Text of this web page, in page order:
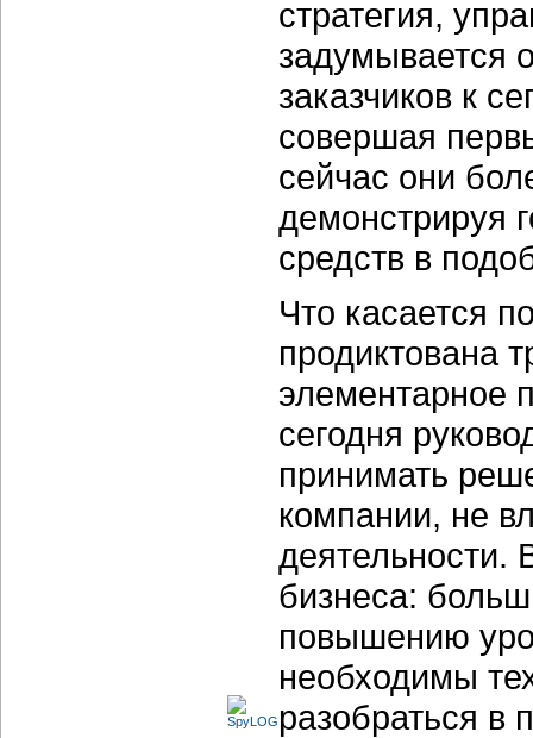
стратегия,
задумывается
заказчиков к
совершая
сейчас они
демонстрируя
средств в
Что касается
продиктована
элементарное
сегодня
принимать
компании, не
деятельности.
бизнеса:
повышению
необходимы
разобраться в